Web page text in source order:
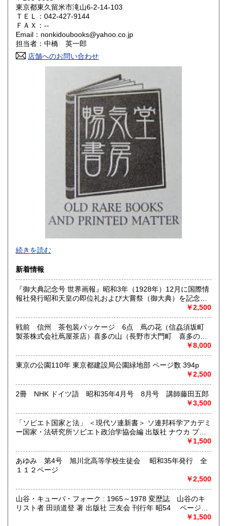
山口県 180円
香川県 180円 愛媛県
高知県
180円 長崎県
180円 大分県
180円 鹿児島県
180円
東京都東久留米市滝山6-2-14-103
ＴＥＬ：042-427-9144
ＦＡＸ：--
Email：nonkidoubooks@yahoo.co.jp
担当者：中橋 英一郎
店舗へのお問い合わせ
最寄駅：花小金井
営業時間：10:00〜18:00
定休日：不定休
古本・骨董品の出張買取のお申込み・ご予約は、お電話・ま
たはメールにて承っております。 お気軽にお問合わせくださ
出張費は無料です。旧家、蔵のあるお宅、昭和40年以前の古
いお宅の買取は、遠方でも大歓迎です。
取り扱い分野
社会科学、美術工芸、古典籍、近代文献、外国書
続きを読む
新着情報
『御大典記念号 世界画報』昭和3年（1928年）12月に国際情
報社発行昭和天皇の即位礼および大嘗祭（御大典）を記念す
るグラフ雑誌の臨時増刊号です。当時の儀式の様子や関連行
事を写した貴重な写真や解説が多数収録されています。
￥2,500
戦前 信州 茶包装パッケージ 6点 蔦の花（信劦須坂町
製茶株式会社蔦屋茶店）喜多の山（長野市大門町 喜多の園
本店）西沢園（長野県中堅町 西澤園本舗）梅の花（信州須
坂市梅の園茶店）奈良此園（信州中野町 西澤茶舗）美泉瀧
（信州長野市新町 茶間屋美濃久商店）瀧の音（信濃吉田本
￥8,000
東京の公園110年 東京都建設局公園緑地部 ページ数 394p
￥2,500
2冊 NHK ドイツ語 昭和35年4月号 8月号 講師藤田五郎
￥3,500
「ソビエト国家と法」 ＜現代ソ連新書＞ ソ連邦科学アカデミ
ー国家・法研究所ソビエト政治学協会編 出版社 ナウカ プロ
￥1,500
あゆみ 第4号 旭川北高等学校生徒会 昭和35年発行 全
１１２ページ
￥2,500
山谷・キューバ・フォーク : 1965～1978 変歴誌 山谷のキ
リスト者 田頭道登 著 出版社 三友会 刊行年 昭54 ページ数
￥1,500